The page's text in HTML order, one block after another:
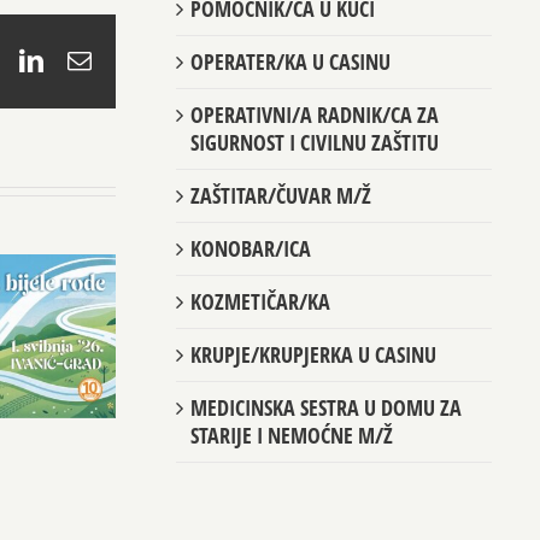
LinkedIn
Email
POMOĆNIK/CA U KUĆI
OPERATER/KA U CASINU
OPERATIVNI/A RADNIK/CA ZA
SIGURNOST I CIVILNU ZAŠTITU
ZAŠTITAR/ČUVAR M/Ž
KONOBAR/ICA
KOZMETIČAR/KA
KRUPJE/KRUPJERKA U CASINU
MEDICINSKA SESTRA U DOMU ZA
STARIJE I NEMOĆNE M/Ž